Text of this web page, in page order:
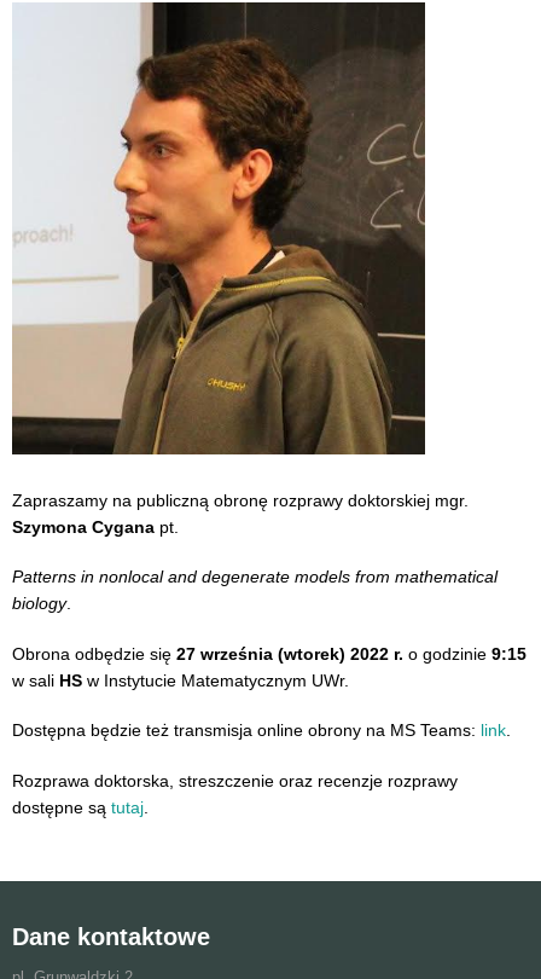
Zapraszamy na publiczną obronę rozprawy doktorskiej mgr.
Szymona Cygana pt.
Patterns in nonlocal and degenerate models from mathematical
biology.
Obrona odbędzie się 27 września (wtorek) 2022 r. o godzinie 9:15
w sali HS w Instytucie Matematycznym UWr.
Dostępna będzie też transmisja online obrony na MS Teams: link.
Rozprawa doktorska, streszczenie oraz recenzje rozprawy
dostępne są tutaj
Dane kontaktowe